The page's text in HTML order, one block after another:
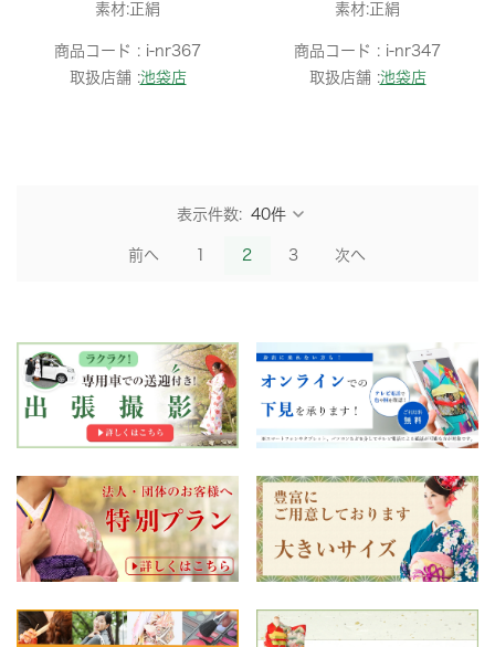
素材:正絹
商品コード : i-nr367
取扱店舗 :池袋店
素材:正絹
商品コード : i-nr347
取扱店舗 :池袋店
表示件数:
前へ 2 3 次へ